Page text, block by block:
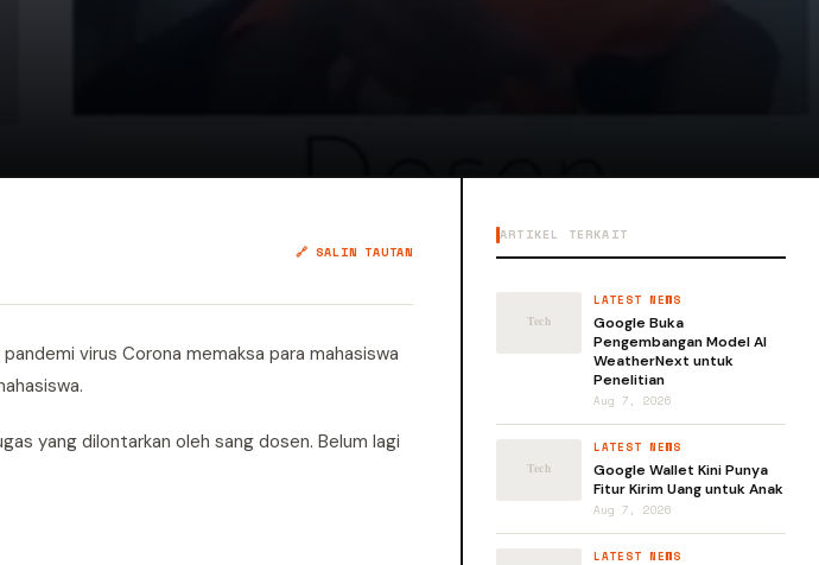
🔗 SALIN TAUTAN
virus Corona memaksa para mahasiswa
yang dilontarkan oleh sang dosen. Belum lagi
ARTIKEL TERKAIT
LATEST NEWS
Google Buka
Pengembangan Model AI
WeatherNext untuk
Penelitian
Aug 7, 2026
LATEST NEWS
Google Wallet Kini Punya
Fitur Kirim Uang untuk Anak
Aug 7, 2026
LATEST NEWS